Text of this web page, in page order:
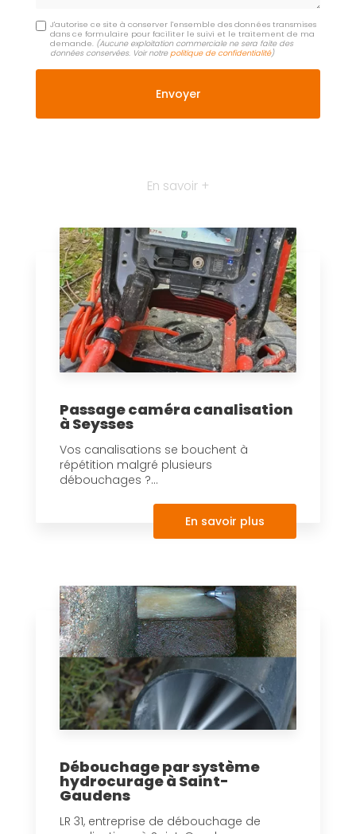
J'autorise ce site à conserver l'ensemble des données transmises
dans ce formulaire pour faciliter le suivi et le traitement de ma
demande. (Aucune exploitation commerciale ne sera faite des
données conservées. Voir notrepolitique de confidentialité)
En savoir +
Passage caméra canalisation
à Seysses
Vos canalisations se bouchent à
répétition malgré plusieurs
débouchages ?...
En savoir plus
Débouchage par système
hydrocurage à Saint-
Gaudens
LR 31, entreprise de débouchage de